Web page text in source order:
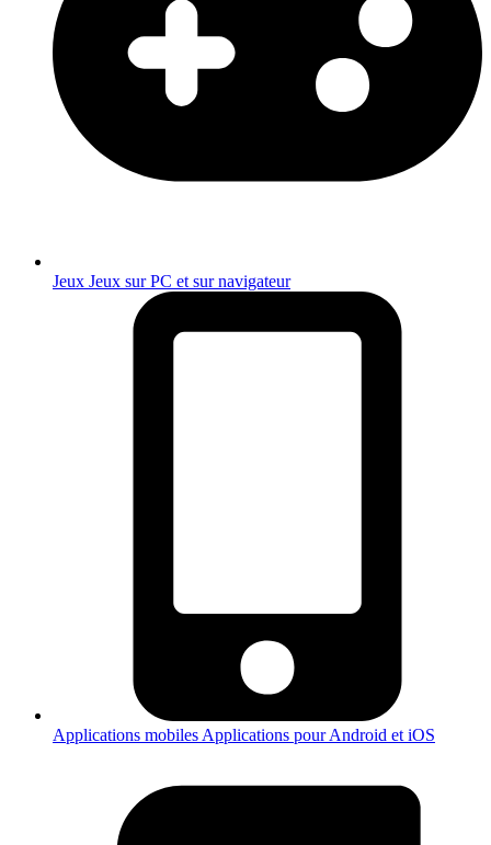
Jeux Jeux sur PC et sur navigateur
Applications mobiles Applications pour Android et iOS